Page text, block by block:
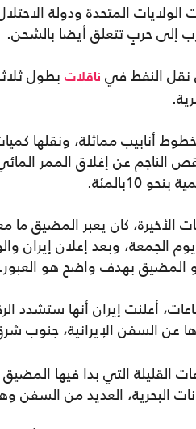
المتحدة ودولة
إلى حربٍ تتعلق أيضا بالشحن.
نقل النفط في ناقلات بطول
أنابيب مماثلة، ونقلها
الناجم عن إغلاق الممر
10بالمئة.
الجمعة، وبعد إعلان إيران
المضيق بهدف واضح هو
أعلنت إيران أنها ستشدد
عن السفن الإيرانية، جنوب
القليلة التي بدا فيها
البحرية، العديد من السفن